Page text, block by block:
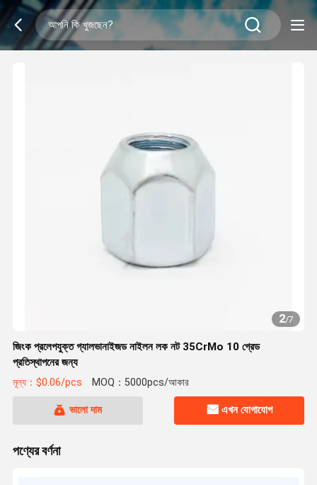
2/7
জিংক প্রলেপযুক্ত গ্যালভানাইজড নাইলন লক নট 35CrMo 10 গ্রেড
প্রতিস্থাপনের জন্য
মূল্য：$0.06/pcs MOQ：5000pcs/আকার
ভালো দাম এখন যোগাযোগ
পণ্যের বর্ণনা